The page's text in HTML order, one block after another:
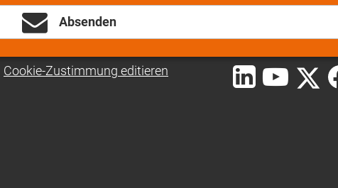
Absenden
Cookie-Zustimmung editieren